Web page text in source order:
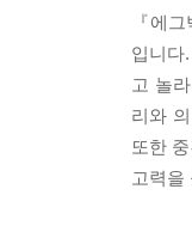
『에
입니다
고 놀
리와
또한
고력을